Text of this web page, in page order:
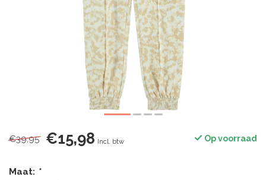
€39,95 €15,98 Incl. btw Op voorraad
Maat: *